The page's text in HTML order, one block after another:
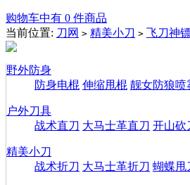
购物车中有 0 件商品
当前位置: 刀网 > 精美小刀 > 飞刀神
野外防身
防身电棍 伸缩甩棍 靓女防狼喷
户外刀具
战术直刀 大马士革直刀 开山砍
精美小刀
战术折刀 大马士革折刀 蝴蝶甩